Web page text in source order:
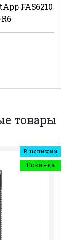
FAS6210
товары
В наличии
Новинка